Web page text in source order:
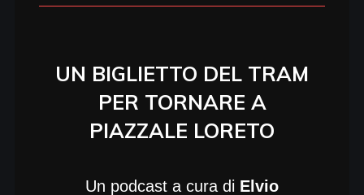
UN BIGLIETTO DEL TRAM
PER TORNARE A
PIAZZALE LORETO
Un podcast a cura di Elvio